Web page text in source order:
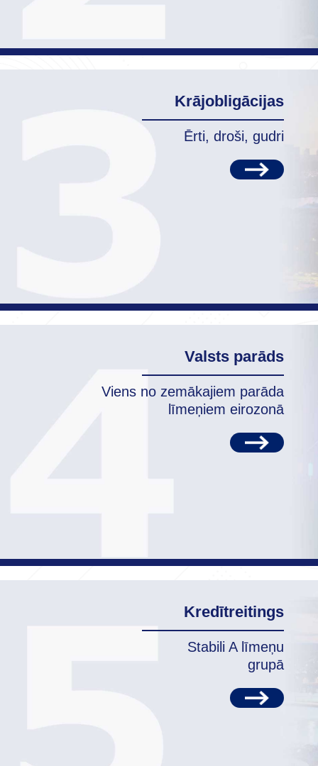
Krājobligācijas
Ērti, droši, gudri
Valsts parāds
Viens no zemākajiem parāda
līmeņiem eirozonā
Kredītreitings
Stabili A līmeņu
grupā